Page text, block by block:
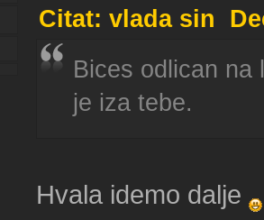
Citat: vlada sin
Bices odlican na
je iza tebe.
Hvala idemo dalje